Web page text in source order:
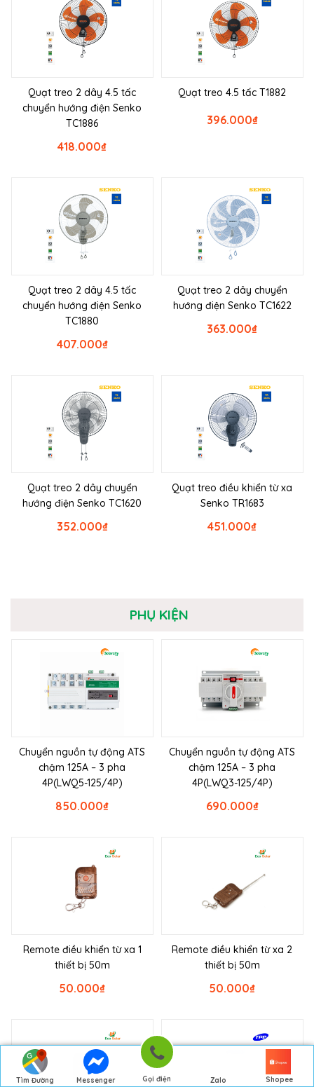
Tìm Đường
Messenger Gọi điện Zalo Shopee
Quạt treo 2 dây 4.5 tấc
chuyển hướng điện Senko
TC1886
₫
418.000
Quạt treo 4.5 tấc T1882
₫
396.000
Quạt treo 2 dây 4.5 tấc
chuyển hướng điện Senko
TC1880
₫
407.000
Quạt treo 2 dây chuyển
hướng điện Senko TC1622
₫
363.000
Quạt treo 2 dây chuyển
hướng điện Senko TC1620
₫
352.000
Quạt treo điều khiển từ xa
Senko TR1683
₫
451.000
PHỤ KIỆN
Chuyển nguồn tự động ATS
chậm 125A – 3 pha
4P(LWQ5-125/4P)
₫
850.000
Chuyển nguồn tự động ATS
chậm 125A – 3 pha
4P(LWQ3-125/4P)
₫
690.000
Remote điều khiển từ xa 1
thiết bị 50m
₫
50.000
Remote điều khiển từ xa 2
thiết bị 50m
₫
50.000